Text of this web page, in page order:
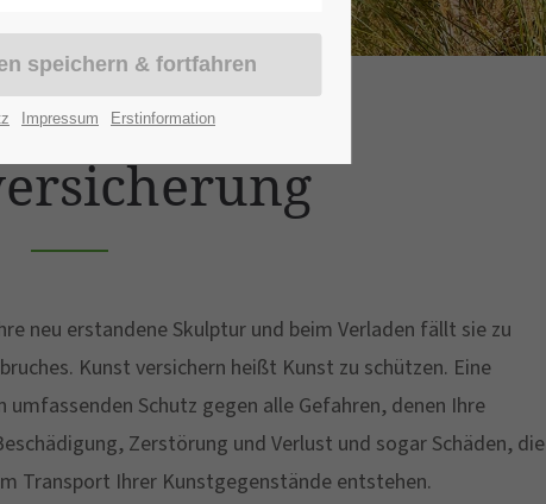
neu erstandene Skulptur und beim Verladen fällt sie zu
Kunst versichern heißt Kunst zu schützen. Eine
Schutz gegen alle Gefahren, denen Ihre
Zerstörung und Verlust und sogar Schäden, die
Transport Ihrer Kunstgegenstände entstehen.
Impressum Erstinformation